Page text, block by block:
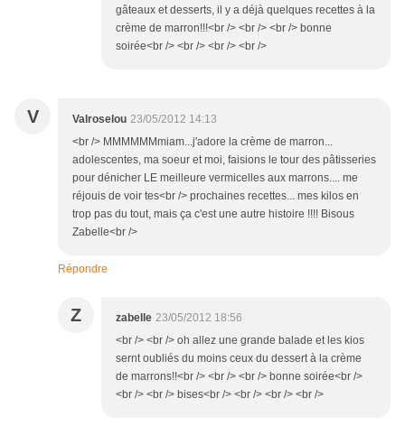
gâteaux et desserts, il y a déjà quelques recettes à la
crème de marron!!!<br /> <br /> <br /> bonne
soirée<br /> <br /> <br /> <br />
V Valroselou 23/05/2012 14:13
<br /> MMMMMMmiam...j'adore la crème de marron...
adolescentes, ma soeur et moi, faisions le tour des pâtisseries
pour dénicher LE meilleure vermicelles aux marrons.... me
réjouis de voir tes<br /> prochaines recettes... mes kilos en
trop pas du tout, mais ça c'est une autre histoire !!!! Bisous
Zabelle<br />
Répondre
Z zabelle 23/05/2012 18:56
<br /> <br /> oh allez une grande balade et les kios
sernt oubliés du moins ceux du dessert à la crème
de marrons!!<br /> <br /> <br /> bonne soirée<br />
<br /> <br /> bises<br /> <br /> <br /> <br />